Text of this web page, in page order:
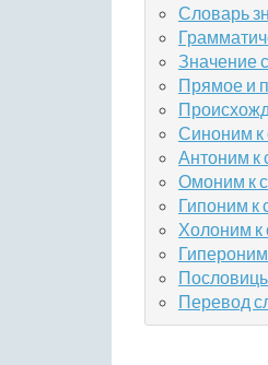
Словарь
Значение
Прямое и
Синоним к
Антоним к
Омоним к
Гипоним к
Холоним к
Гипероним
Перевод